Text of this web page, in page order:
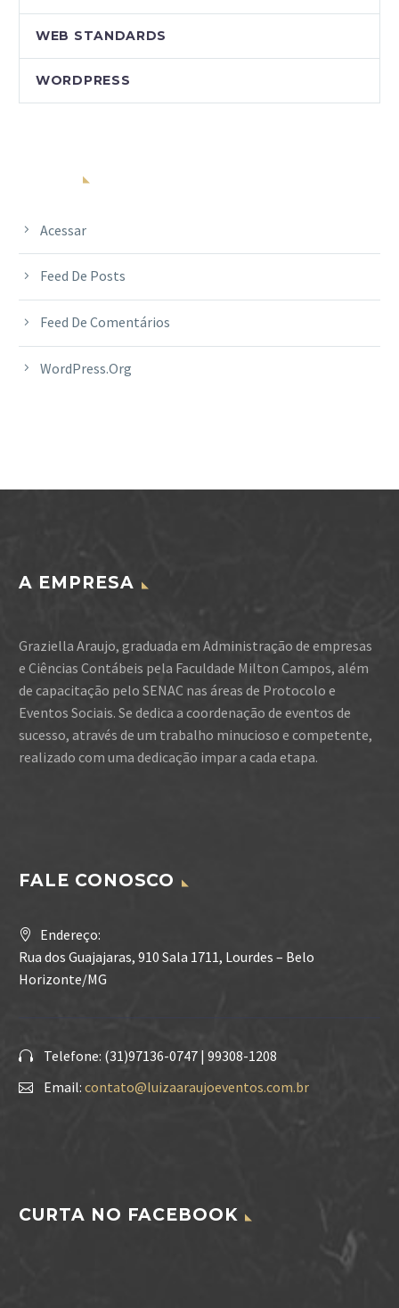
WEB STANDARDS
WORDPRESS
Acessar
Feed De Posts
Feed De Comentários
WordPress.org
A EMPRESA
Graziella Araujo, graduada em Administração de empresas
e Ciências Contábeis pela Faculdade Milton Campos, além
de capacitação pelo SENAC nas áreas de Protocolo e
Eventos Sociais. Se dedica a coordenação de eventos de
sucesso, através de um trabalho minucioso e competente,
realizado com uma dedicação impar a cada etapa.
FALE CONOSCO
Endereço:
Rua dos Guajajaras, 910 Sala 1711, Lourdes – Belo
Horizonte/MG
Telefone: (31)97136-0747 | 99308-1208
Email: contato@luizaaraujoeventos.com.br
CURTA NO FACEBOOK